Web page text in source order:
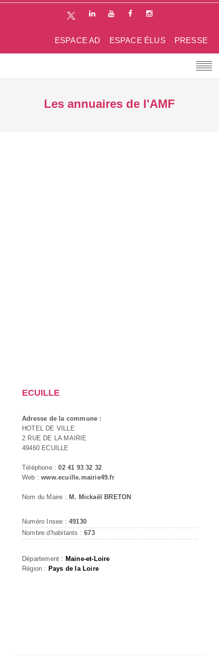
PRESSE
ESPACE ÉLUS
ESPACE AD
Les annuaires de l'AMF
ECUILLE
Adresse de la commune :
HOTEL DE VILLE
2 RUE DE LA MAIRIE
49460 ECUILLE
Téléphone :02 41 93 32 32
Web :www.ecuille.mairie49.fr
Nom du Maire : M. Mickaël BRETON
Numéro Insee : 49130
Nombre d'habitants :673
Département : Maine-et-Loire
Région : Pays de la Loire